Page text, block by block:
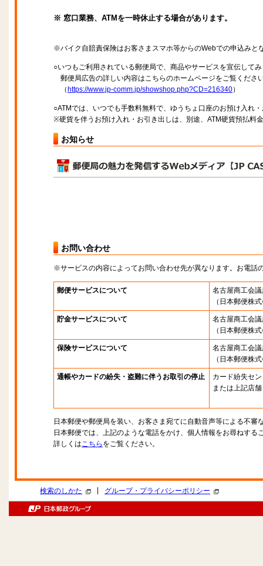
※ 窓口業務、ATMを一時休止する場合があります。
※バイク自賠責保険はお客さまスマホ等からのWebでの申込みと
○いつもご利用されている郵便局で、商品やサービスを宣伝して
郵便局広告の詳しい内容はこちらのホームページをご覧くださ
（ https://www.jp-comm.jp/showshop.php?CD=216340）
○ATMでは、いつでも手数料無料で、ゆうちょ口座のお預け入れ
※硬貨を伴うお預け入れ・お引き出しは、別途、ATM硬貨預払料
お知らせ
お問い合わせ
※サービスの内容によってお問い合わせ先が異なります。お電話
郵便サービスについて
名古屋商工会
（日本郵便株
貯金サービスについて
名古屋商工会
（日本郵便株
保険サービスについて
名古屋商工会
（日本郵便株
通帳やカードの紛失・盗難に伴うお取引の停止
カード紛失セ
または上記店舗
日本郵便や郵便局を装い、お客さま宛てに自動音声等による不審
日本郵便では、上記のような電話をかけ、個人情報をお尋ねする
詳しくはこちら をご覧ください。
検索のしかた グループ・プライバシーポリシー